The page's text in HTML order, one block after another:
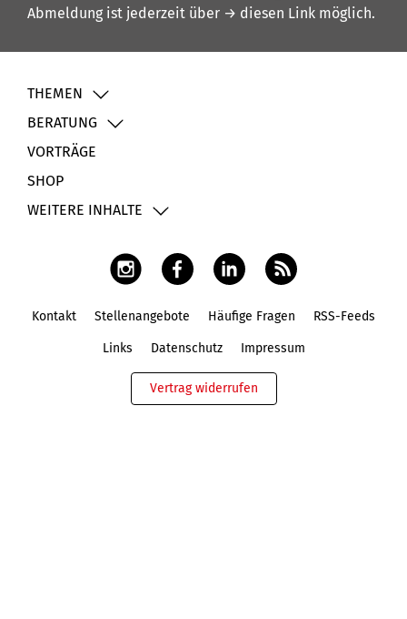
Abmeldung ist jederzeit über → diesen Link möglich.
THEMEN
BERATUNG
VORTRÄGE
SHOP
WEITERE INHALTE
Kontakt Stellenangebote Häufige Fragen RSS-Feeds
Links Datenschutz Impressum
Vertrag widerrufen